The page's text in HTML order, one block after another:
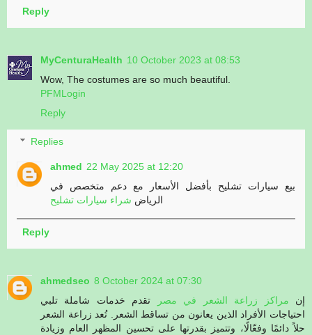
Reply
MyCenturaHealth 10 October 2023 at 08:53
Wow, The costumes are so much beautiful.
PFMLogin
Reply
Replies
ahmed 22 May 2025 at 12:20
بيع سيارات تشليح بأفضل الأسعار مع دعم متخصص في
الرياض شراء سيارات تشليح
Reply
ahmedseo 8 October 2024 at 07:30
إن مراكز زراعة الشعر في مصر
تقدم خدمات شاملة تلبي
احتياجات الأفراد الذين يعانون من تساقط الشعر. تُعد زراعة الشعر
حلاً دائمًا وفعّالًا، وتتميز بقدرتها على تحسين المظهر العام وزيادة